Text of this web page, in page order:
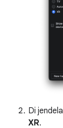
Di jendela
XR.